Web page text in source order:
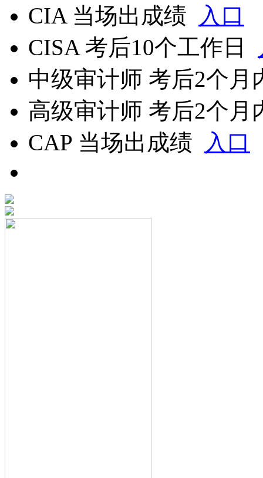
CIA 当场出成绩
入口
CISA 考后10个工作日
中级审计师 考后2个
高级审计师 考后2个
CAP 当场出成绩 入口